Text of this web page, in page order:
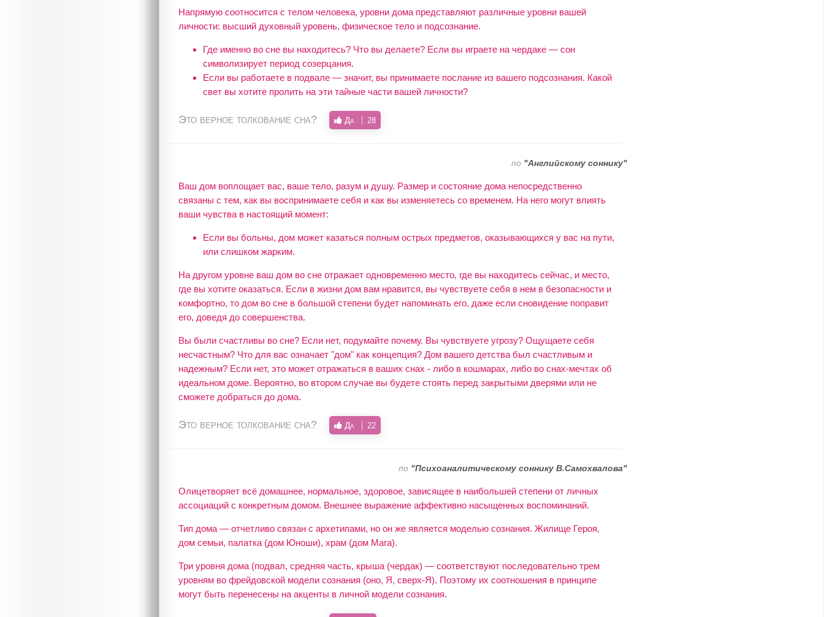
Напрямую соотносится с телом человека, уровни дома представляют различные уровни вашей
личности: высший духовный уровень, физическое тело и подсознание.
Где именно во сне вы находитесь? Что вы делаете? Если вы играете на чердаке — сон
символизирует период созерцания.
Если вы работаете в подвале — значит, вы принимаете послание из вашего подсознания. Какой
свет вы хотите пролить на эти тайные части вашей личности?
Это верное толкование сна? Да 28
по "Английскому соннику"
Ваш дом воплощает вас, ваше тело, разум и душу. Размер и состояние дома непосредственно
связаны с тем, как вы воспринимаете себя и как вы изменяетесь со временем. На него могут влиять
ваши чувства в настоящий момент:
Если вы больны, дом может казаться полным острых предметов, оказывающихся у вас на пути,
или слишком жарким.
На другом уровне ваш дом во сне отражает одновременно место, где вы находитесь сейчас, и место,
где вы хотите оказаться. Если в жизни дом вам нравится, вы чувствуете себя в нем в безопасности и
комфортно, то дом во сне в большой степени будет напоминать его, даже если сновидение поправит
его, доведя до совершенства.
Вы были счастливы во сне? Если нет, подумайте почему. Вы чувствуете угрозу? Ощущаете себя
несчастным? Что для вас означает "дом" как концепция? Дом вашего детства был счастливым и
надежным? Если нет, это может отражаться в ваших снах - либо в кошмарах, либо во снах-мечтах об
идеальном доме. Вероятно, во втором случае вы будете стоять перед закрытыми дверями или не
сможете добраться до дома.
Это верное толкование сна? Да 22
по "Психоаналитическому соннику В.Самохвалова"
Олицетворяет всё домашнее, нормальное, здоровое, зависящее в наибольшей степени от личных
ассоциаций с конкретным домом. Внешнее выражение аффективно насыщенных воспоминаний.
Тип дома — отчетливо связан с архетипами, но он же является моделью сознания. Жилище Героя,
дом семьи, палатка (дом Юноши), храм (дом Мага).
Три уровня дома (подвал, средняя часть, крыша (чердак) — соответствуют последовательно трем
уровням во фрейдовской модели сознания (оно, Я, сверх-Я). Поэтому их соотношения в принципе
могут быть перенесены на акценты в личной модели сознания.